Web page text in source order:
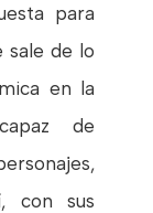
para
sale de lo
en la
de
con sus